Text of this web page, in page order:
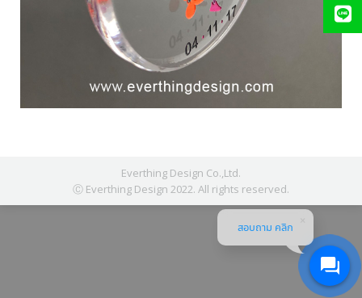
Everthing Design Co.,Ltd.
Ⓒ Everthing Design 2022. All rights reserved.
สอบถาม คลิก